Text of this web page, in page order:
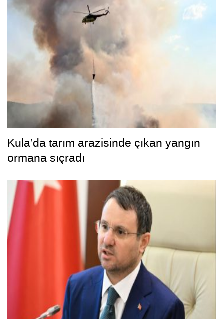
Kula’da tarım arazisinde çıkan yangın
ormana sıçradı